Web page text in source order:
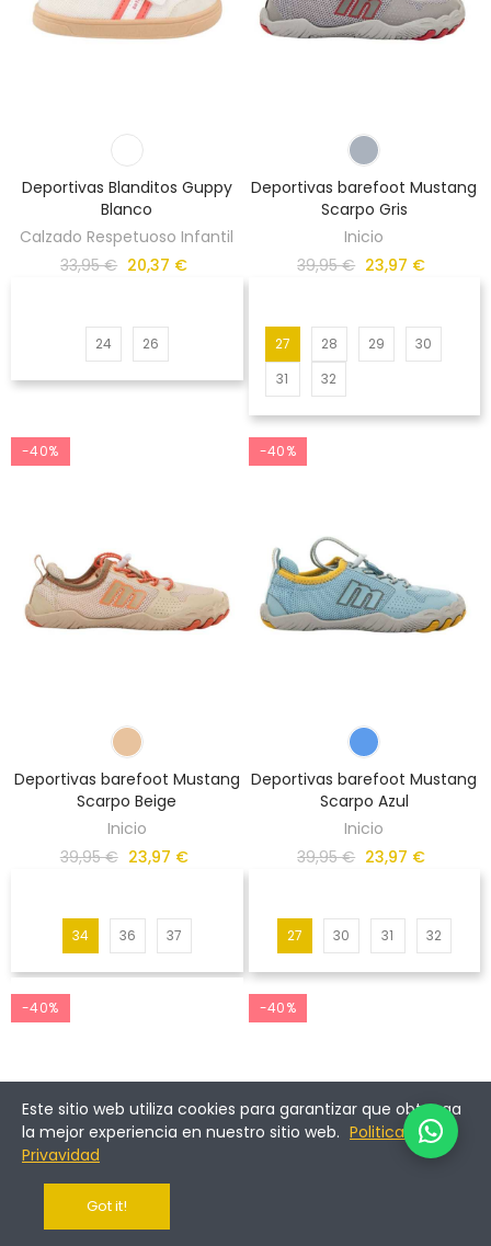
Deportivas Blanditos Guppy
Blanco
Calzado Respetuoso Infantil
33,95 € 20,37 €
24 26
Deportivas barefoot Mustang
Scarpo Gris
Inicio
39,95 € 23,97 €
27 28 29
30
31
32
-40%
Deportivas barefoot Mustang
Scarpo Beige
Inicio
39,95 € 23,97 €
34 36 37
-40%
Deportivas barefoot Mustang
Scarpo Azul
Inicio
39,95 € 23,97 €
27 30 31 32
-40% -40%
Este sitio web utiliza cookies para garantizar que obtenga
la mejor experiencia en nuestro sitio web. Politica de
Privavidad
Got it!